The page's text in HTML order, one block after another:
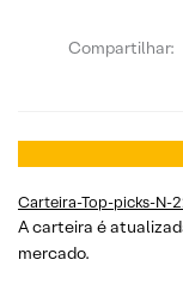
Compartilhar:
Carteira-Top-picks-N-
A carteira é
mercado.